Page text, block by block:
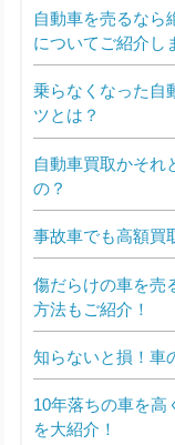
自動車を売るなら
についてご紹介し
乗らなくなった自
ツとは？
自動車買取かそれ
の？
事故車でも高額買
傷だらけの車を売
方法もご紹介！
知らないと損！車
10年落ちの車を高
を大紹介！